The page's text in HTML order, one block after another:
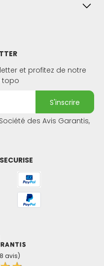
avis)
et profitez de notre
topo
s'inscrire
des Avis Garantis,